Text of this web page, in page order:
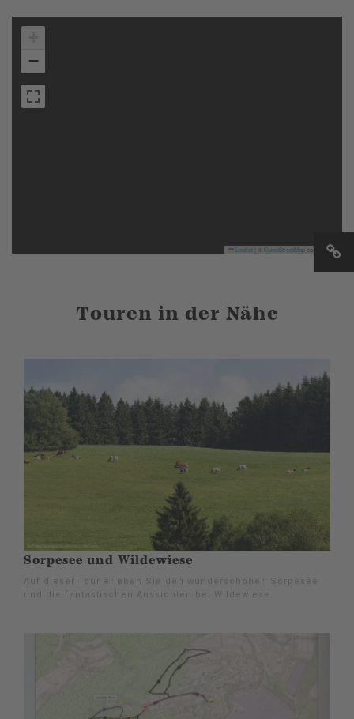
−
Leaflet OpenStreetMapcontributors
Touren in der Nähe
Sorpesee und Wildewiese
Auf dieser Tour erleben Sie den wunderschönen Sorpesee
und die fantastischen Aussichten bei Wildewiese.